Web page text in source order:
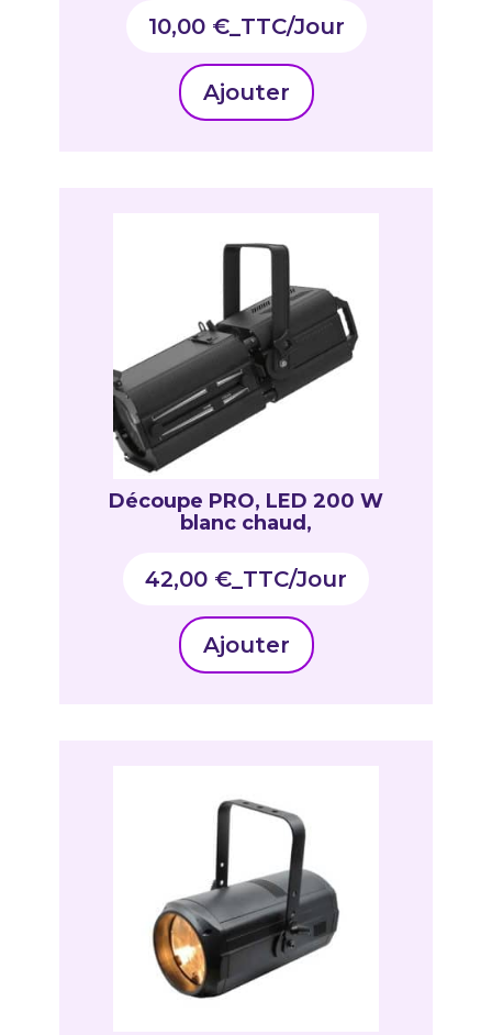
10,00 €_TTC
Ajouter
Découpe PRO, LED 200 W
blanc chaud,
42,00 €_TTC
Ajouter